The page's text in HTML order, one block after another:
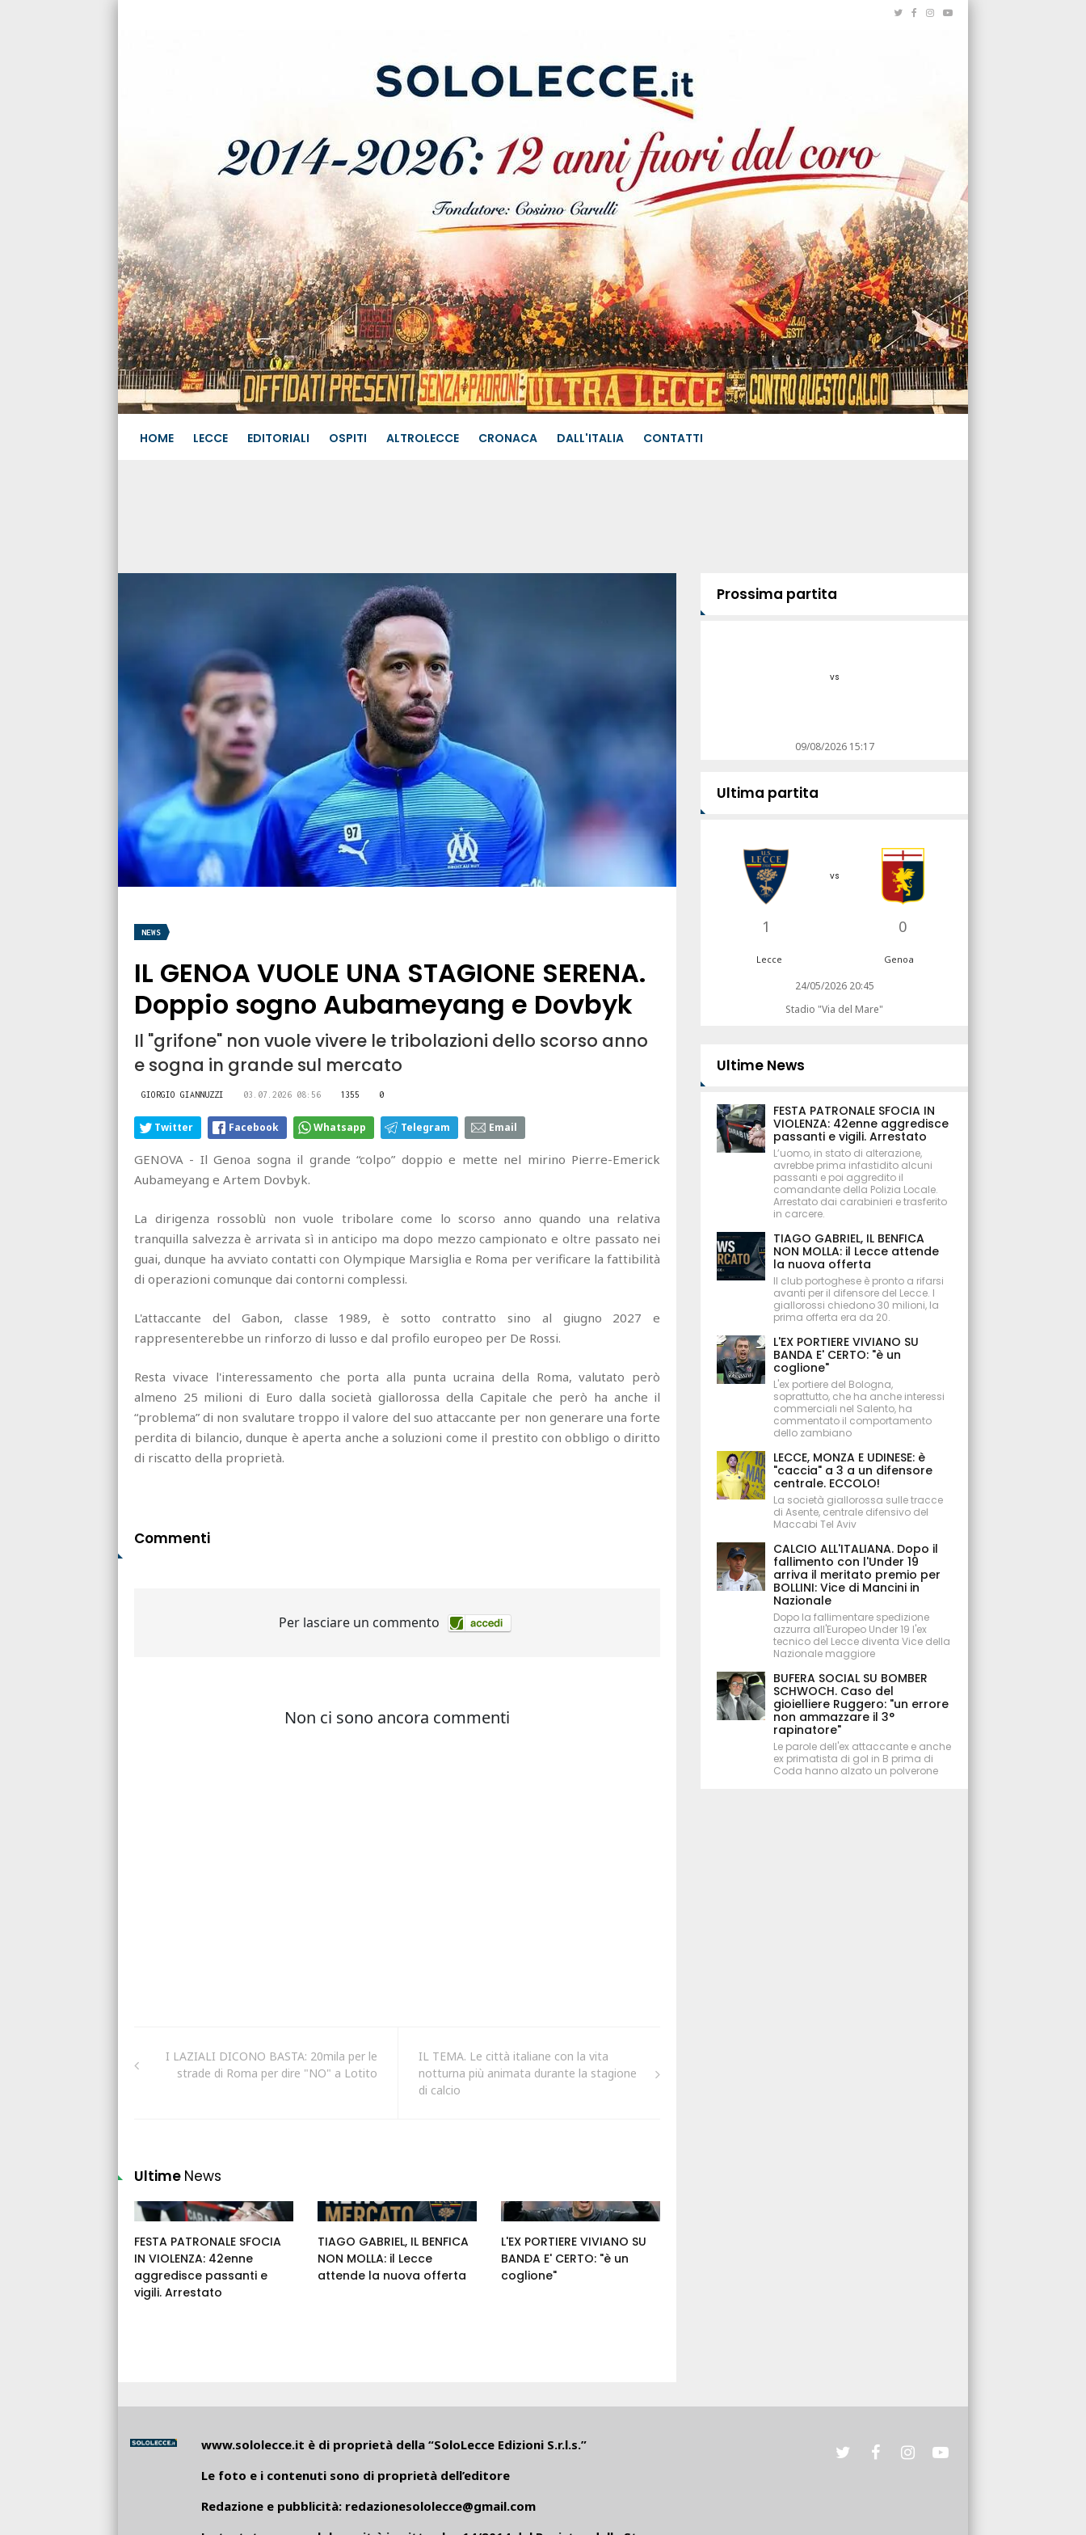
HOME LECCE EDITORIALI OSPITI ALTROLECCE CRONACA DALL'ITALIA CONTATTI
NEWS
IL GENOA VUOLE UNA STAGIONE SERENA.
Doppio sogno Aubameyang e Dovbyk
Il "grifone" non vuole vivere le tribolazioni dello scorso anno
e sogna in grande sul mercato
GIORGIO GIANNUZZI 03.07.2026 08:56 1355 0
Twitter Facebook Whatsapp Telegram Email
GENOVA - Il Genoa sogna il grande “colpo” doppio e mette nel mirino Pierre-Emerick
Aubameyang e Artem Dovbyk.
La dirigenza rossoblù non vuole tribolare come lo scorso anno quando una relativa
tranquilla salvezza è arrivata sì in anticipo ma dopo mezzo campionato e oltre passato nei
guai, dunque ha avviato contatti con Olympique Marsiglia e Roma per verificare la fattibilità
di operazioni comunque dai contorni complessi.
L'attaccante del Gabon, classe 1989, è sotto contratto sino al giugno 2027 e
rappresenterebbe un rinforzo di lusso e dal profilo europeo per De Rossi.
Resta vivace l'interessamento che porta alla punta ucraina della Roma, valutato però
almeno 25 milioni di Euro dalla società giallorossa della Capitale che però ha anche il
“problema” di non svalutare troppo il valore del suo attaccante per non generare una forte
perdita di bilancio, dunque è aperta anche a soluzioni come il prestito con obbligo o diritto
di riscatto della proprietà.
Commenti
I LAZIALI DICONO BASTA: 20mila per le
strade di Roma per dire "NO" a Lotito
IL TEMA. Le città italiane con la vita
notturna più animata durante la stagione
di calcio
Ultime News
FESTA PATRONALE SFOCIA
IN VIOLENZA: 42enne
aggredisce passanti e
vigili. Arrestato
TIAGO GABRIEL, IL BENFICA
NON MOLLA: il Lecce
attende la nuova offerta
L'EX PORTIERE VIVIANO SU
BANDA E' CERTO: "è un
coglione"
Prossima partita
vs
09/08/2026 15:17
Ultima partita
1
vs
0
Lecce Genoa
24/05/2026 20:45
Stadio "Via del Mare"
Ultime News
FESTA PATRONALE SFOCIA IN
VIOLENZA: 42enne aggredisce
passanti e vigili. Arrestato
L’uomo, in stato di alterazione,
avrebbe prima infastidito alcuni
passanti e poi aggredito il
comandante della Polizia Locale.
Arrestato dai carabinieri e trasferito
in carcere.
TIAGO GABRIEL, IL BENFICA
NON MOLLA: il Lecce attende
la nuova offerta
Il club portoghese è pronto a rifarsi
avanti per il difensore del Lecce. I
giallorossi chiedono 30 milioni, la
prima offerta era da 20.
L'EX PORTIERE VIVIANO SU
BANDA E' CERTO: "è un
coglione"
L'ex portiere del Bologna,
soprattutto, che ha anche interessi
commerciali nel Salento, ha
commentato il comportamento
dello zambiano
LECCE, MONZA E UDINESE: è
"caccia" a 3 a un difensore
centrale. ECCOLO!
La società giallorossa sulle tracce
di Asente, centrale difensivo del
Maccabi Tel Aviv
CALCIO ALL'ITALIANA. Dopo il
fallimento con l'Under 19
arriva il meritato premio per
BOLLINI: Vice di Mancini in
Nazionale
Dopo la fallimentare spedizione
azzurra all'Europeo Under 19 l'ex
tecnico del Lecce diventa Vice della
Nazionale maggiore
BUFERA SOCIAL SU BOMBER
SCHWOCH. Caso del
gioielliere Ruggero: "un errore
non ammazzare il 3°
rapinatore"
Le parole dell'ex attaccante e anche
ex primatista di gol in B prima di
Coda hanno alzato un polverone
www.sololecce.it è di proprietà della “SoloLecce Edizioni S.r.l.s.”
Le foto e i contenuti sono di proprietà dell’editore
Redazione e pubblicità: redazionesololecce@gmail.com